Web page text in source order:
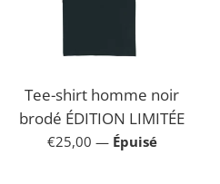
Boutique
Officielle
Tee-shirt homme noir
brodé ÉDITION LIMITÉE
Prix
€25,00 — Épuisé